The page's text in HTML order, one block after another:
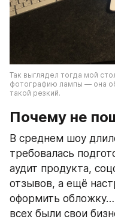
Так выглядел тогда мой
фотографию лампы — она
такой резкий.
Почему не
В среднем шоу
требовалась
аудит продукта,
отзывов, а ещё
оформить обложку…
всех были свои